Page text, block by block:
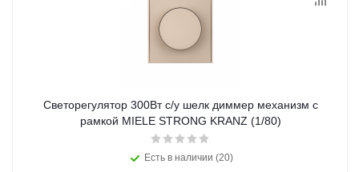
Светорегулятор 300Вт с/у шелк диммер механизм с
рамкой MIELE STRONG KRANZ (1/80)
Есть в наличии (20)